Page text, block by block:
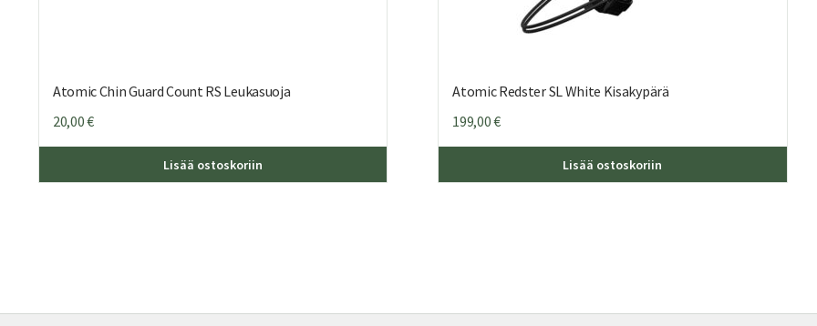
Atomic Chin Guard Count RS Leukasuoja
20,00€
Lisää ostoskoriin
Atomic Redster SL White Kisakypärä
199,00€
Lisää ostoskoriin